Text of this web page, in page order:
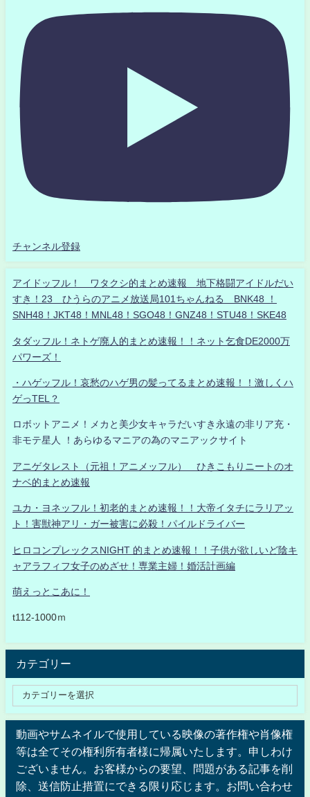
チャンネル登録
アイドッフル！ ワタクシ的まとめ速報 地下格闘アイドルだい
すき！23 ひうらのアニメ放送局101ちゃんねる BNK48 ！
SNH48！JKT48！MNL48！SGO48！GNZ48！STU48！SKE48
タダッフル！ネトゲ廃人的まとめ速報！！ネット乞食DE2000万
パワーズ！
・ハゲッフル！哀愁のハゲ男の髪ってるまとめ速報！！激しくハ
ゲっTEL？
ロボットアニメ！メカと美少女キャラだいすき永遠の非リア充・
非モテ星人 ！あらゆるマニアの為のマニアックサイト
アニゲタレスト（元祖！アニメッフル） ひきこもりニートのオ
ナベ的まとめ速報
ユカ・ヨネッフル！初老的まとめ速報！！大帝イタチにラリアッ
ト！害獣神アリ・ガー被害に必殺！パイルドライバー
ヒロコンプレックスNIGHT 的まとめ速報！！子供が欲しいど陰キ
ャアラフィフ女子のめざせ！専業主婦！婚活計画編
萌えっとこあに！
t112-1000ｍ
カテゴリー
動画やサムネイルで使用している映像の著作権や肖像権
等は全てその権利所有者様に帰属いたします。申しわけ
ございません。お客様からの要望、問題がある記事を削
除、送信防止措置にできる限り応じます。お問い合わせ